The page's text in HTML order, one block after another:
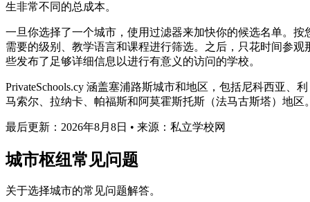
生非常不同的总成本。
一旦你选择了一个城市，使用过滤器来加快你的候选名单。按
需要的级别、教学语言和课程进行筛选。之后，只花时间参观
些发布了足够详细信息以进行有意义的访问的学校。
PrivateSchools.cy 涵盖塞浦路斯城市和地区，包括尼科西亚、利
马索尔、拉纳卡、帕福斯和阿莫霍斯托斯（法马古斯塔）地区
最后更新：2026年8月8日 • 来源：私立学校网
城市枢纽常见问题
关于选择城市的常见问题解答。